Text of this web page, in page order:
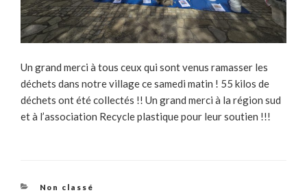
Un grand merci à tous ceux qui sont venus ramasser les
déchets dans notre village ce samedi matin ! 55 kilos de
déchets ont été collectés !! Un grand merci à la région sud
et à l’association Recycle plastique pour leur soutien !!!
Catégories
Non classé